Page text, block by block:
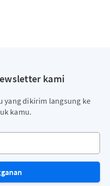
kami
yang dikirim langsung ke
kamu.